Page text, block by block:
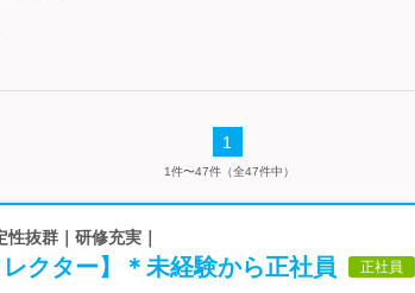
1
1件〜47件（全47件中）
抜群｜研修充実｜
クター】＊未経験から正社員 正社員